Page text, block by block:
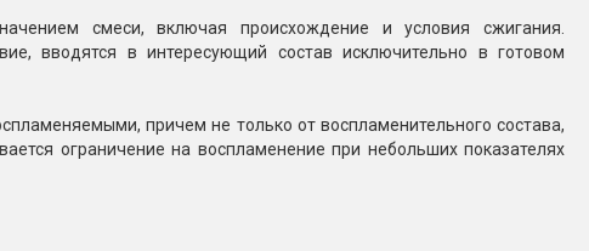
смеси, включая происхождение и условия сжигания.
вводятся в интересующий состав исключительно в готовом
причем не только от воспламенительного состава,
ограничение на воспламенение при небольших показателях